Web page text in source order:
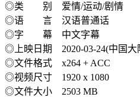
◎类 别 爱情/运动/剧情
◎语 言 汉语普通话
◎字 幕 中文字幕
◎上映日期 2020-03-24(中国大
◎文件格式 x264 + ACC
◎视频尺寸 1920 x 1080
◎文件大小 2503 MB